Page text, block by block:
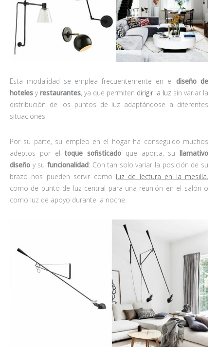
Esta modalidad se emplea frecuentemente en eldiseño de
hoteles y restaurantes, ya que permiten dirigir la luz sin variar la
distribución de los puntos de luz adaptándose a diferentes
situaciones.
Por su parte, su empleo en el hogar ha conseguido muchos
adeptos por eltoque sofisticado que aporta, su llamativo
diseño y su funcionalidad: Con tan solo variar la posición de su
brazo nos pueden servir como luz de lectura en la mesilla,
como de punto de luz central para una reunión en el salón o
como luz de apoyo durante la noche.